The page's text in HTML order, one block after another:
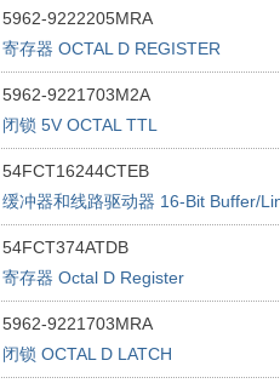
5962-9222205MRA
寄存器 OCTAL D REGISTER
5962-9221703M2A
闭锁 5V OCTAL TTL
54FCT16244CTEB
缓冲器和线路驱动器 16-Bit Buffer/
Driver
54FCT374ATDB
寄存器 Octal D Register
5962-9221703MRA
闭锁 OCTAL D LATCH